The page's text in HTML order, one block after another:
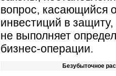
вопрос, касающийся
инвестиций в
не выполняет
бизнес-операции.
Безубыточное